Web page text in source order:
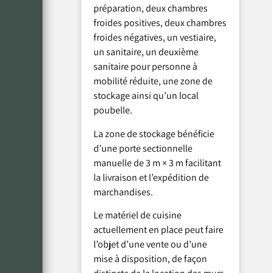
préparation, deux chambres
froides positives, deux chambres
froides négatives, un vestiaire,
un sanitaire, un deuxième
sanitaire pour personne à
mobilité réduite, une zone de
stockage ainsi qu’un local
poubelle.
La zone de stockage bénéficie
d’une porte sectionnelle
manuelle de 3 m × 3 m facilitant
la livraison et l’expédition de
marchandises.
Le matériel de cuisine
actuellement en place peut faire
l’objet d’une vente ou d’une
mise à disposition, de façon